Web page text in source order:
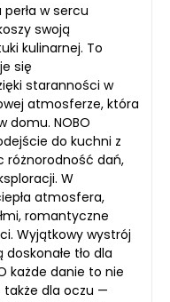
w sercu
swoją
kulinarnej. To
się
staranności w
atmosferze, która
domu. NOBO
do kuchni z
różnorodność dań,
W
atmosfera,
romantyczne
Wyjątkowy wystrój
tło dla
każde danie to nie
także dla oczu —